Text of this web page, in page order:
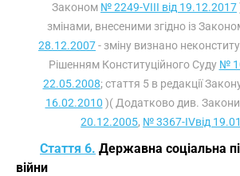
Законом № 2249-VIII від 19.12.2017
змінами, внесеними згідно із
28.12.2007- зміну визнано
Рішенням Конституційного Суду №
22.05.2008; стаття 5 в редакції
16.02.2010 )( Додатково див. Закони
20.12.2005, № 3367-IVвід
Стаття 6. Державна соціальна
війни